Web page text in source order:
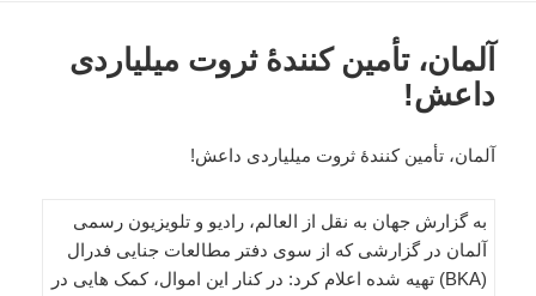
آلمان، تأمین کنندۀ ثروت میلیاردی
داعش!
آلمان، تأمین کنندۀ ثروت میلیاردی داعش!
به گزارش جهان به نقل از العالم، رادیو و تلویزیون رسمی
آلمان در گزارشی که از سوی دفتر مطالعات جنایی فدرال
(BKA) تهیه شده اعلام کرد: در کنار این اموال، کمک هایی در